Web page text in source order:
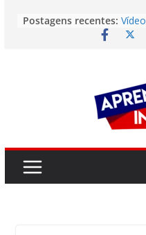
para
Postagens recentes:
you
from
Easy
Over